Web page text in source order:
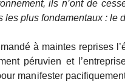
ils n’ont de
plus fondamentaux : le
à maintes reprises
péruvien et
manifester